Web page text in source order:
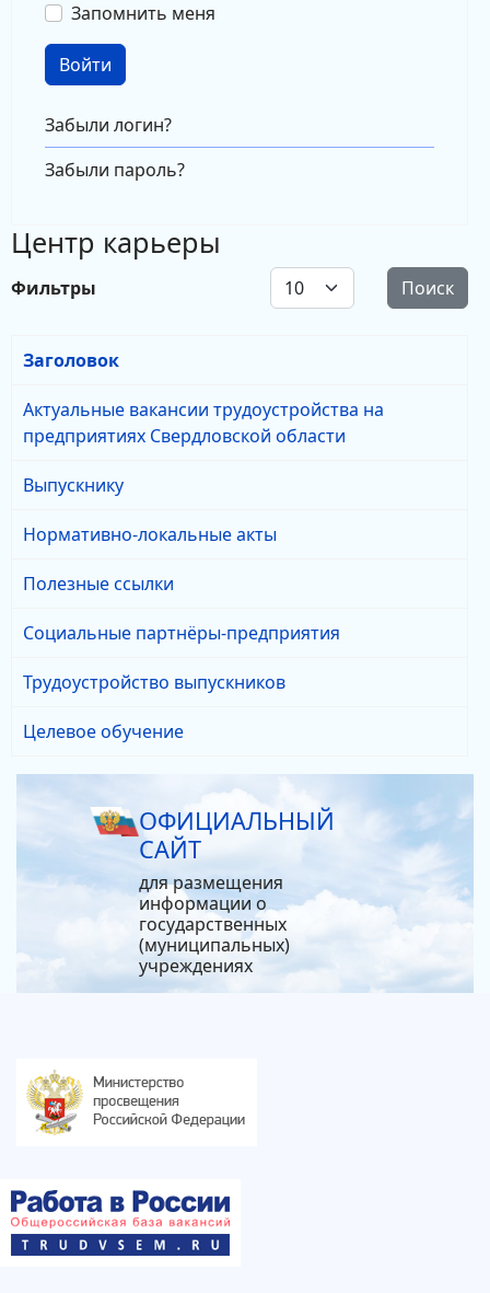
Запомнить меня
Войти
Забыли логин?
Забыли пароль?
Центр карьеры
Фильтры Кол-во строк: Поиск
Заголовок
Актуальные вакансии трудоустройства на
предприятиях Свердловской области
Выпускнику
Нормативно-локальные акты
Полезные ссылки
Социальные партнёры-предприятия
Трудоустройство выпускников
Целевое обучение
ОФИЦИАЛЬНЫЙ
САЙТ
для размещения
информации о
государственных
(муниципальных)
учреждениях